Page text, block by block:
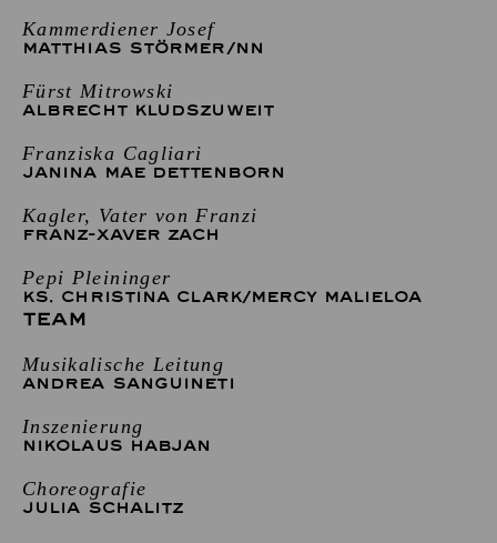
Kammerdiener Josef
MATTHIAS STÖRMER/NN
Fürst Mitrowski
ALBRECHT KLUDSZUWEIT
Franziska Cagliari
JANINA MAE DETTENBORN
Kagler, Vater von Franzi
FRANZ-XAVER ZACH
Pepi Pleininger
KS. CHRISTINA CLARK/MERCY MALIELOA
TEAM
Musikalische Leitung
ANDREA SANGUINETI
Inszenierung
NIKOLAUS HABJAN
Choreografie
JULIA SCHALITZ